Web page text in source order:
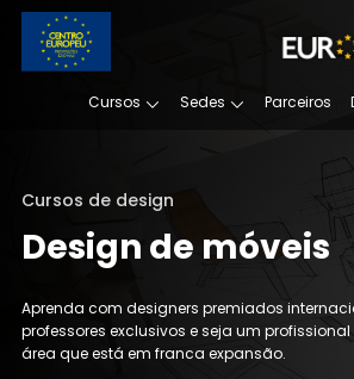
Cursos Sedes Parceiros
Cursos de design
Design de móveis
Aprenda com designers premiados
professores exclusivos e seja um
área que está em franca expansão.